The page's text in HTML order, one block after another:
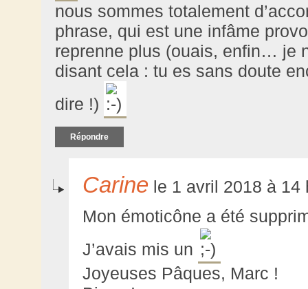
nous sommes totalement
phrase, qui est une infâme
reprenne plus (ouais, enfin… je
disant cela : tu es sans doute
dire !)
Répondre
Carine le 1 avril 2018 à 14
Mon émoticône a été
J’avais mis un
Joyeuses Pâques, Marc !